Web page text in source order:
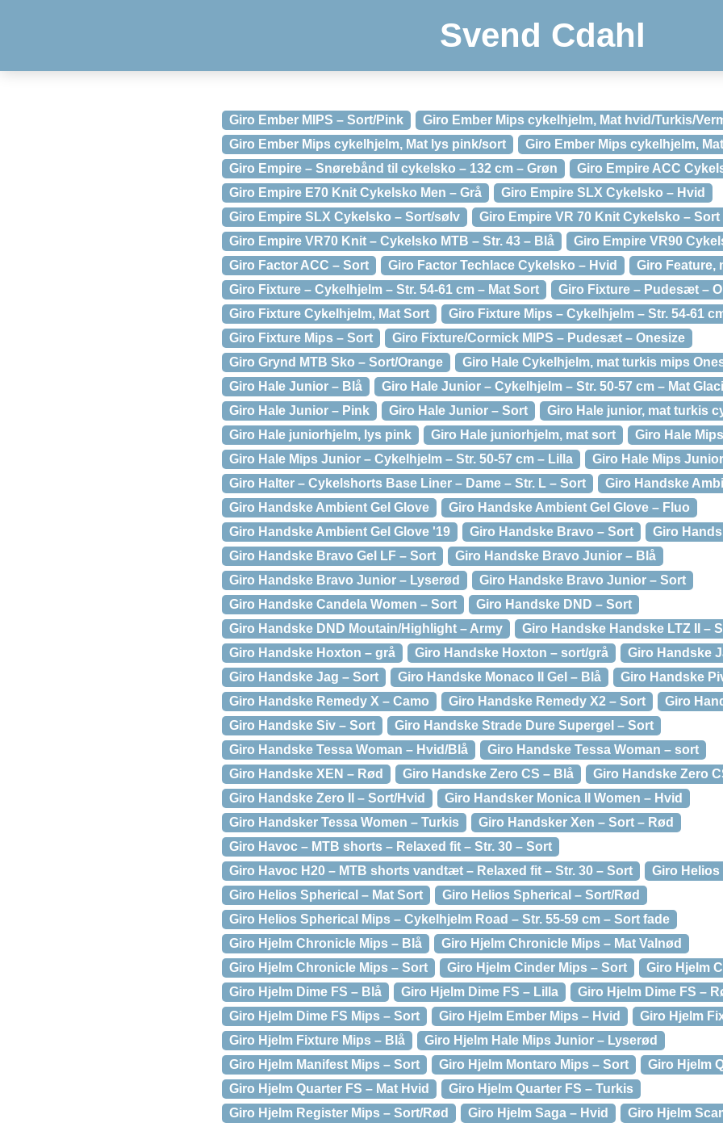
Svend Cdahl
Giro Ember MIPS – Sort/Pink
Giro Ember Mips cykelhjelm, Mat hvid/Turkis/
Giro Ember Mips cykelhjelm, Mat lys pink/sort
Giro Ember Mips cykelhjelm,
Giro Empire – Snørebånd til cykelsko – 132 cm – Grøn
Giro Empire ACC
Giro Empire E70 Knit Cykelsko Men – Grå
Giro Empire SLX Cykelsko – Hvid
Giro Empire SLX Cykelsko – Sort/sølv
Giro Empire VR 70 Knit Cykelsko – Sort
Giro Empire VR70 Knit – Cykelsko MTB – Str. 43 – Blå
Giro Empire VR90
Giro Factor ACC – Sort
Giro Factor Techlace Cykelsko – Hvid
Giro Feature,
Giro Fixture – Cykelhjelm – Str. 54-61 cm – Mat Sort
Giro Fixture – Pudesæt –
Giro Fixture Cykelhjelm, Mat Sort
Giro Fixture Mips – Cykelhjelm – Str. 54-61
Giro Fixture Mips – Sort
Giro Fixture/Cormick MIPS – Pudesæt – Onesize
Giro Grynd MTB Sko – Sort/Orange
Giro Hale Cykelhjelm, mat turkis mips
Giro Hale Junior – Blå
Giro Hale Junior – Cykelhjelm – Str. 50-57 cm – Mat
Giro Hale Junior – Pink
Giro Hale Junior – Sort
Giro Hale junior, mat turkis
Giro Hale juniorhjelm, lys pink
Giro Hale juniorhjelm, mat sort
Giro Hale
Giro Hale Mips Junior – Cykelhjelm – Str. 50-57 cm – Lilla
Giro Hale Mips
Giro Halter – Cykelshorts Base Liner – Dame – Str. L – Sort
Giro Handske
Giro Handske Ambient Gel Glove
Giro Handske Ambient Gel Glove – Fluo
Giro Handske Ambient Gel Glove '19
Giro Handske Bravo – Sort
Giro
Giro Handske Bravo Gel LF – Sort
Giro Handske Bravo Junior – Blå
Giro Handske Bravo Junior – Lyserød
Giro Handske Bravo Junior – Sort
Giro Handske Candela Women – Sort
Giro Handske DND – Sort
Giro Handske DND Moutain/Highlight – Army
Giro Handske Handske LTZ II –
Giro Handske Hoxton – grå
Giro Handske Hoxton – sort/grå
Giro Handske
Giro Handske Jag – Sort
Giro Handske Monaco II Gel – Blå
Giro Handske
Giro Handske Remedy X – Camo
Giro Handske Remedy X2 – Sort
Giro
Giro Handske Siv – Sort
Giro Handske Strade Dure Supergel – Sort
Giro Handske Tessa Woman – Hvid/Blå
Giro Handske Tessa Woman – sort
Giro Handske XEN – Rød
Giro Handske Zero CS – Blå
Giro Handske Zero
Giro Handske Zero II – Sort/Hvid
Giro Handsker Monica II Women – Hvid
Giro Handsker Tessa Women – Turkis
Giro Handsker Xen – Sort – Rød
Giro Havoc – MTB shorts – Relaxed fit – Str. 30 – Sort
Giro Havoc H20 – MTB shorts vandtæt – Relaxed fit – Str. 30 – Sort
Giro
Giro Helios Spherical – Mat Sort
Giro Helios Spherical – Sort/Rød
Giro Helios Spherical Mips – Cykelhjelm Road – Str. 55-59 cm – Sort fade
Giro Hjelm Chronicle Mips – Blå
Giro Hjelm Chronicle Mips – Mat Valnød
Giro Hjelm Chronicle Mips – Sort
Giro Hjelm Cinder Mips – Sort
Giro Hjelm
Giro Hjelm Dime FS – Blå
Giro Hjelm Dime FS – Lilla
Giro Hjelm Dime FS –
Giro Hjelm Dime FS Mips – Sort
Giro Hjelm Ember Mips – Hvid
Giro Hjelm
Giro Hjelm Fixture Mips – Blå
Giro Hjelm Hale Mips Junior – Lyserød
Giro Hjelm Manifest Mips – Sort
Giro Hjelm Montaro Mips – Sort
Giro Hjelm
Giro Hjelm Quarter FS – Mat Hvid
Giro Hjelm Quarter FS – Turkis
Giro Hjelm Register Mips – Sort/Rød
Giro Hjelm Saga – Hvid
Giro Hjelm